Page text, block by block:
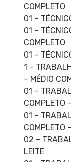
COMPLETO
01 –
01 –
COMPLETO
01 –
1 –
– MÉDIO
01 –
COMPLETO
01 –
COMPLETO
02 –
LEITE